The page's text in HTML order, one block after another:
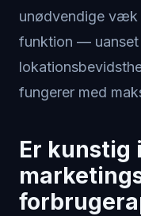
unødvendige væk
funktion — uanset
fungerer med
Er kunstig